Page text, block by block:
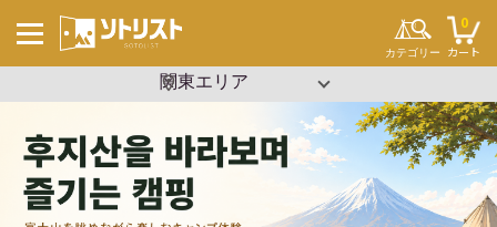
カテゴリー
0
カート
▼ エリアを選択
キーワードから探す
#ファミリーキャンプ
#ブッシュクラフト
#ワンポール
#パップテント
#タープ
#2ルーム